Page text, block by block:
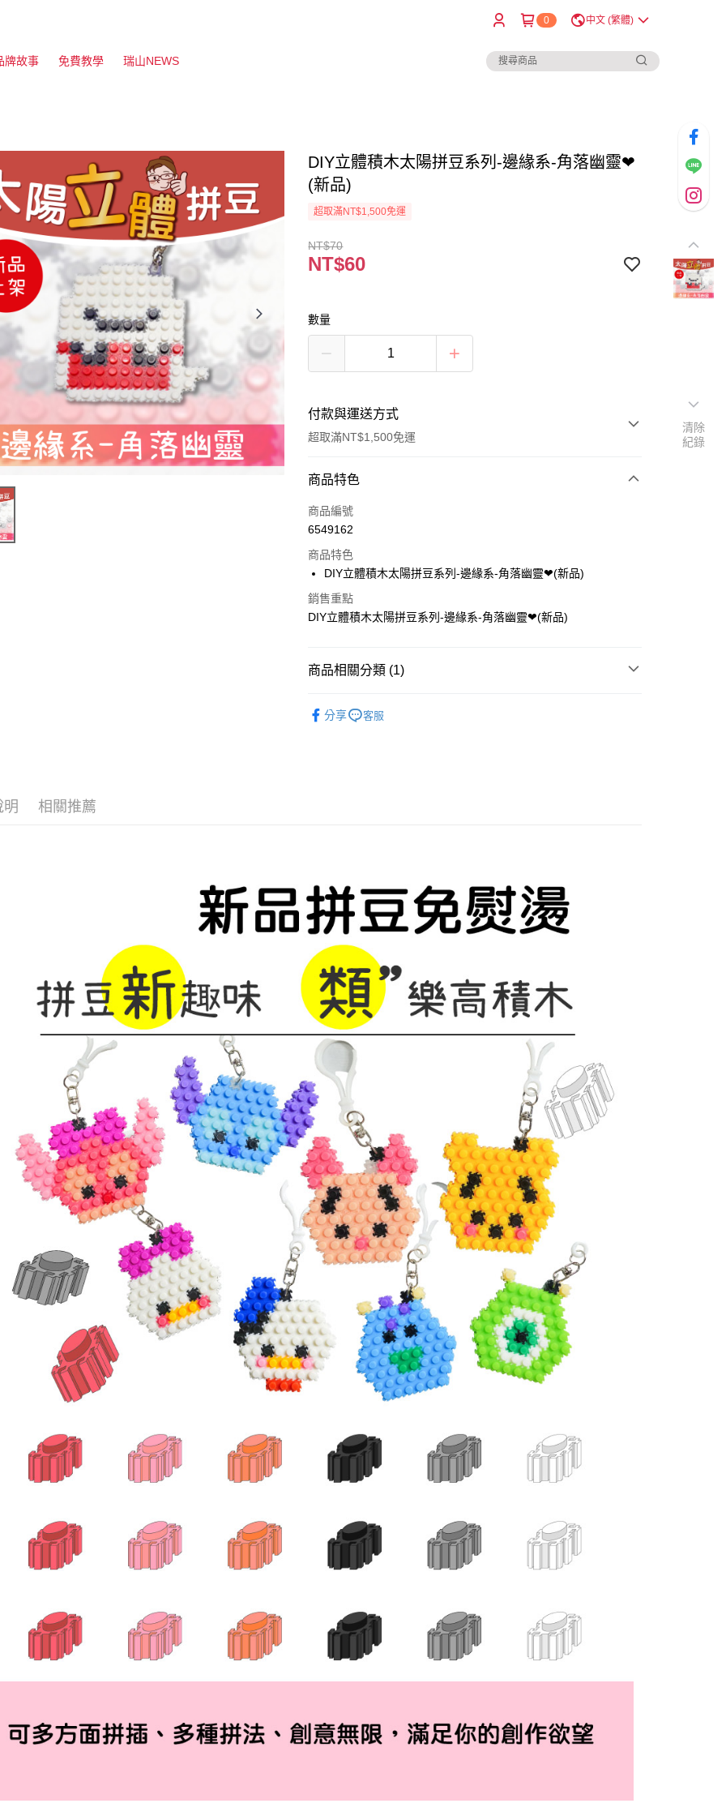
0 中文 (繁體)
牌故事 免費教學 瑞山NEWS
DIY立體積木太陽拼豆系列-邊緣系-角落幽靈❤
(新品)
超取滿NT$1,500免運
NT$70
NT$60
數量
付款與運送方式
超取滿NT$1,500免運
付款方式
信用卡一次付款
Apple Pay
街口支付
全家取貨付款
每筆NT$60，滿NT$1,500(含以上)免運費
宅配 新竹物流
付款後門市自取
免運費
商品特色
商品編號
6549162
商品特色
DIY立體積木太陽拼豆系列-邊緣系-角落幽靈❤(新品)
銷售重點
DIY立體積木太陽拼豆系列-邊緣系-角落幽靈❤(新品)
商品相關分類 (1)
分享
客服
明 相關推薦
清除
紀錄